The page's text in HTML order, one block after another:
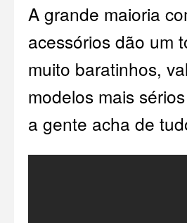
A grande maioria
acessórios dão um
muito baratinhos,
modelos mais
a gente acha de